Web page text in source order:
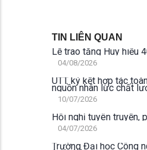
TIN LIÊN QUAN
Lễ trao tặng Huy hiệu
04/08/2026
UTT ký kết hợp tác
nguồn nhân lực chất
10/07/2026
Hội nghị tuyên truyền,
04/07/2026
Trường Đại học Công